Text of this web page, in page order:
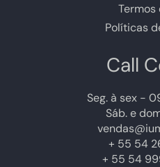
Termos
Políticas
Call
Seg. à sex -
Sáb. e
+ 55 54
+ 55 54